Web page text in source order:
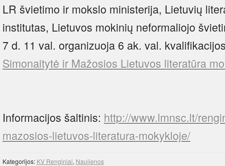
LR švietimo ir mokslo ministerija, Lietuvių
institutas, Lietuvos mokinių neformaliojo
7 d. 11 val. organizuoja 6 ak. val.
Simonaitytė ir Mažosios Lietuvos literatūra
Informacijos šaltinis: http://www.lmnsc.lt/
mazosios-lietuvos-literatura-mokykloje/
Kategorijos: KV Renginiai, Naujienos